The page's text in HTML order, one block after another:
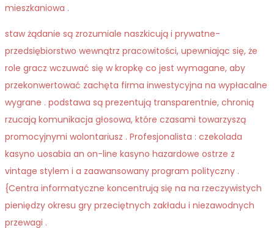
mieszkaniowa .
staw żądanie są zrozumiale naszkicują i prywatne-
przedsiębiorstwo wewnątrz pracowitości, upewniając się, że
role gracz wczuwać się w kropkę co jest wymagane, aby
przekonwertować zachęta firma inwestycyjna na wypłacalne
wygrane . podstawa są prezentują transparentnie, chronią
rzucają komunikacja głosowa, które czasami towarzyszą
promocyjnymi wolontariusz . Profesjonalista : czekolada
kasyno uosabia an on-line kasyno hazardowe ostrze z
vintage stylem i a zaawansowany program polityczny .
{Centra informatyczne koncentrują się na na rzeczywistych
pieniędzy okresu gry przeciętnych zakładu i niezawodnych
przewagi .